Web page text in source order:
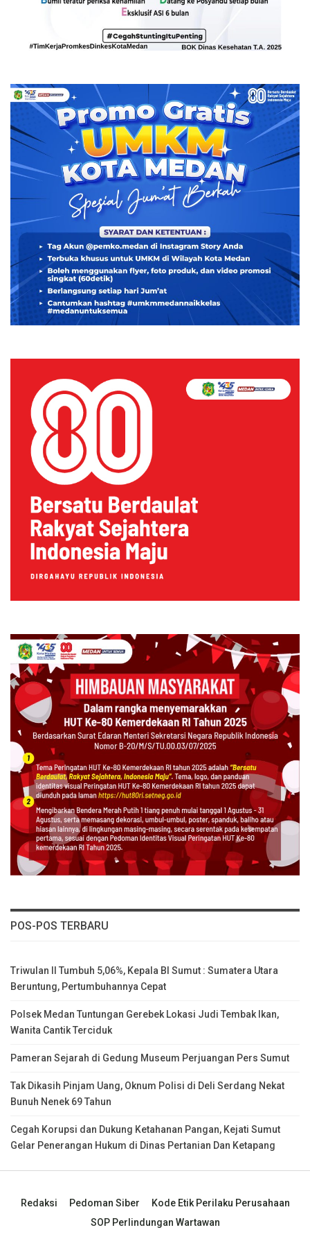
POS-POS TERBARU
Triwulan II Tumbuh 5,06%, Kepala BI Sumut : Sumatera Utara
Beruntung, Pertumbuhannya Cepat
Polsek Medan Tuntungan Gerebek Lokasi Judi Tembak Ikan,
Wanita Cantik Terciduk
Pameran Sejarah di Gedung Museum Perjuangan Pers Sumut
Tak Dikasih Pinjam Uang, Oknum Polisi di Deli Serdang Nekat
Bunuh Nenek 69 Tahun
Cegah Korupsi dan Dukung Ketahanan Pangan, Kejati Sumut
Gelar Penerangan Hukum di Dinas Pertanian Dan Ketapang
Redaksi Pedoman Siber
Kode Etik Perilaku Perusahaan
SOP Perlindungan Wartawan